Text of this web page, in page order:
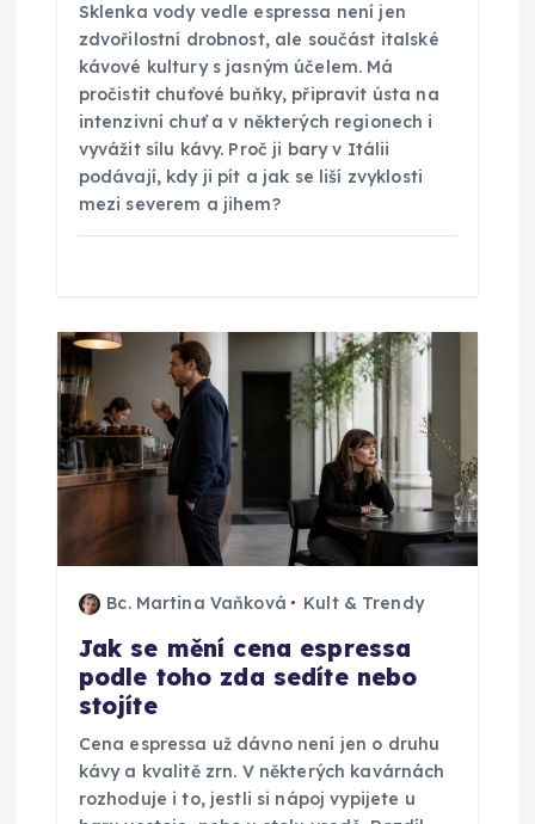
Sklenka vody vedle espressa není jen
zdvořilostní drobnost, ale součást italské
kávové kultury s jasným účelem. Má
pročistit chuťové buňky, připravit ústa na
intenzivní chuť a v některých regionech i
vyvážit sílu kávy. Proč ji bary v Itálii
podávají, kdy ji pít a jak se liší zvyklosti
mezi severem a jihem?
Bc. Martina Vaňková Kult & Trendy
Jak se mění cena espressa
podle toho zda sedíte nebo
stojíte
Cena espressa už dávno není jen o druhu
kávy a kvalitě zrn. V některých kavárnách
rozhoduje i to, jestli si nápoj vypijete u